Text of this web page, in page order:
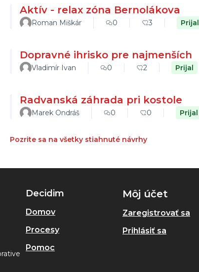
Aktív - relax zóna Bernolákova
Roman Miškár 0 3 Prijal
Dopravné ihrisko pre najmenších
Vladimír Ivan 0 2 Prijal
Radvanská záhrada pri kostole
Marek Ondráš 0 0 Prijal
Pozrite sa na všetky stiahnuté návrhy
Decidim
Domov
Procesy
Pomoc
Môj účet
Zaregistrovať sa
Prihlásiť sa